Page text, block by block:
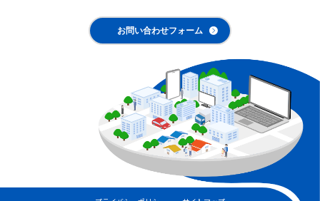
お問い合わせフォーム